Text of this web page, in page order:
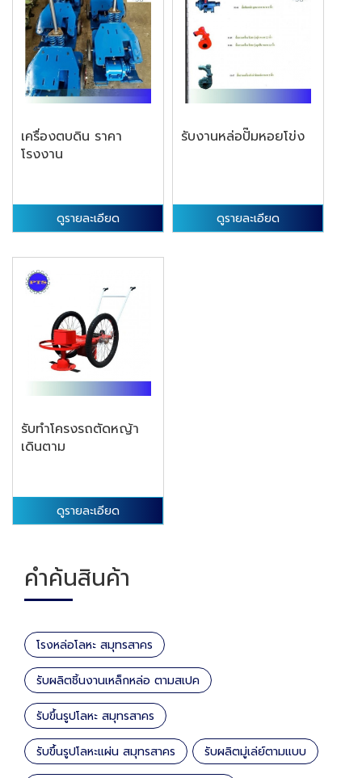
เครื่องตบดิน ราคา
โรงงาน
ดูรายละเอียด
รับงานหล่อปั๊มหอยโข่ง
ดูรายละเอียด
รับทำโครงรถตัดหญ้า
เดินตาม
ดูรายละเอียด
คำค้นสินค้า
โรงหล่อโลหะ สมุทรสาคร
รับผลิตชิ้นงานเหล็กหล่อ ตามสเปค
รับขึ้นรูปโลหะ สมุทรสาคร
รับขึ้นรูปโลหะแผ่น สมุทรสาคร รับผลิตมู่เล่ย์ตามแบบ